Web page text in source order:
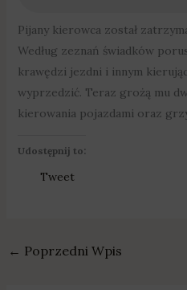
Pijany kierowca został
Według zeznań świadków
krawędzi jezdni i innym
wyprzedzić. Teraz grożą mu
kierowania pojazdami oraz
Udostępnij to:
Tweet
← Poprzedni Wpis